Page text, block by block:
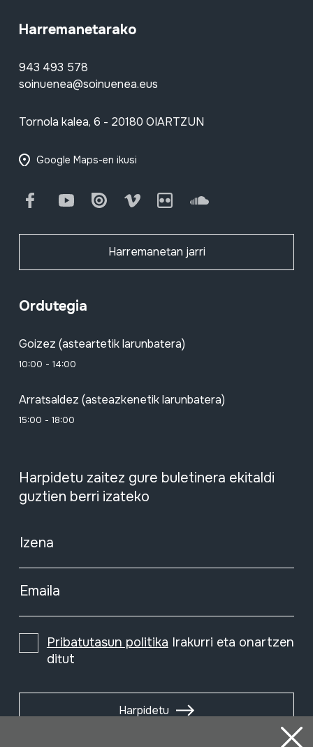
Harremanetarako
943 493 578
soinuenea@soinuenea.eus
Tornola kalea, 6 - 20180 OIARTZUN
Google Maps-en ikusi
FacebookYoutube Issuu Vimeo Flickr SoundCloud
Harremanetan jarri
Ordutegia
Goizez (asteartetik larunbatera)
10:00 - 14:00
Arratsaldez (asteazkenetik larunbatera)
15:00 - 18:00
Harpidetu zaitez gure buletinera ekitaldi
guztien berri izateko
Izena
Emaila
Pribatutasun politika Irakurri eta onartzen
ditut
Harpidetu